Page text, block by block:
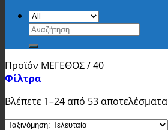
Αναζήτηση
για:
Προϊόν ΜΕΓΕΘΟΣ/40
Φίλτρα
Βλέπετε 1–24 από 53 αποτελέσματα